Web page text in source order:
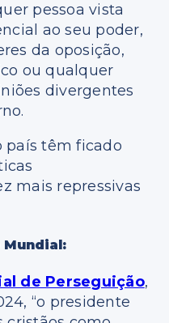
pessoa vista
ao seu poder,
da oposição,
ou qualquer
divergentes
país têm ficado
mais repressivas
Mundial:
de Perseguição,
“o presidente